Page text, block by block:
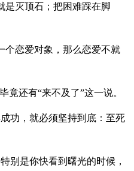
是灭顶石；把困难踩在脚
个恋爱对象，那么恋爱不就
竟还有“来不及了”这一说。
功，就必须坚持到底：至死
别是你快看到曙光的时候，